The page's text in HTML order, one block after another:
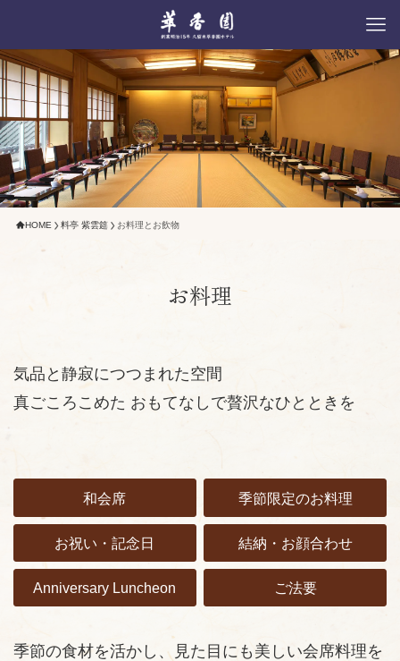
HOME 料亭 紫雲筵 お料理とお飲物
お料理
気品と静寂につつまれた空間
真ごころこめた おもてなしで贅沢なひとときを
和会席 季節限定のお料理
お祝い・記念日 結納・お顔合わせ
Anniversary Luncheon ご法要
季節の食材を活かし、見た目にも美しい会席料理を